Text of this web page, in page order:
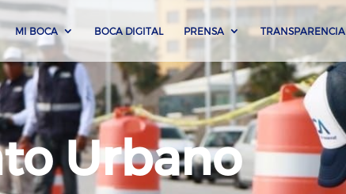
MI BOCA BOCA DIGITAL PRENSA TRANSPARENCIA
Urbano